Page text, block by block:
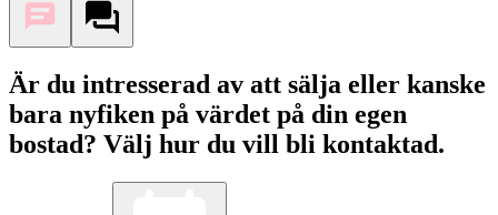
Är du intresserad av att sälja eller kanske
bara nyfiken på värdet på din egen
bostad? Välj hur du vill bli kontaktad.